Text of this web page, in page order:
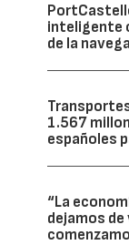
inteligente
de la
1.567
españoles
“La
dejamos